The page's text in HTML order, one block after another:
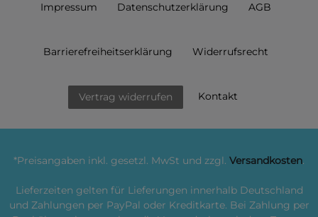
Impressum Daten­schutz­erklärung AGB
Barrierefreiheitserklärung Widerrufs­recht
Vertrag widerrufen Kontakt
*Preisangaben inkl. gesetzl. MwSt und zzgl. Versandkosten.
Lieferzeiten gelten für Lieferungen innerhalb Deutschland
und Zahlungen per PayPal oder Kreditkarte. Bei Zahlung per